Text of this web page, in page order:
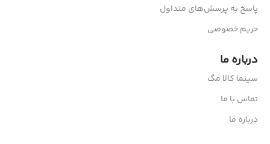
پاسخ به پرسش‌های متداول
حریم خصوصی
درباره ما
سینما کالا مگ
تماس با ما
درباره ما